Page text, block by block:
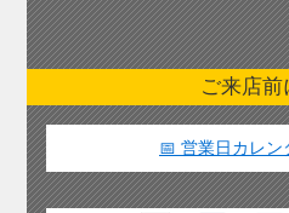
ご来店前
📅 営業日カレン